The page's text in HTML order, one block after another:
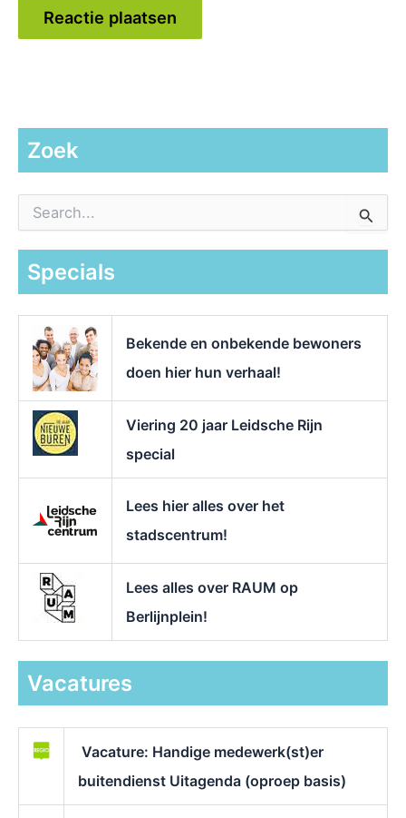
Zoek
a
Specials
Bekende en onbekende bewoners
doen hier hun verhaal!
Viering 20 jaar Leidsche Rijn
special
Lees hier alles over het
stadscentrum!
Lees alles over RAUM op
Berlijnplein!
Vacatures
Vacature: Handige medewerk(st)er
buitendienst Uitagenda (oproep basis)